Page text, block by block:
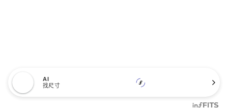
AI
找尺寸